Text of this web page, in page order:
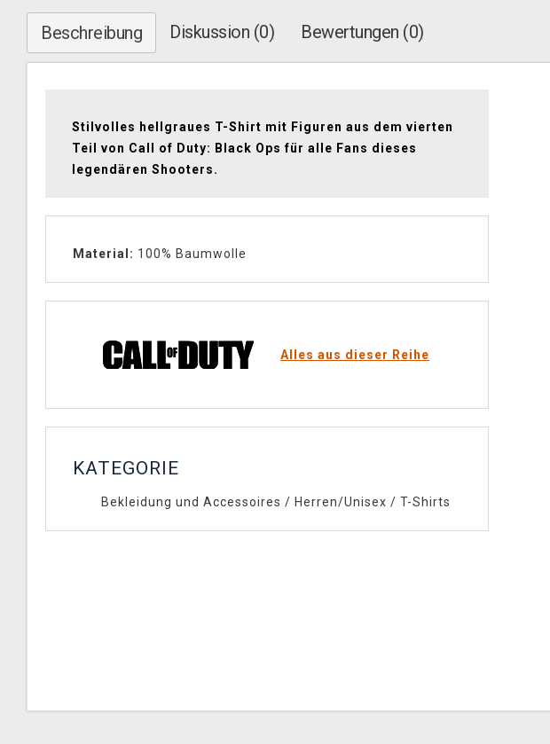
Beschreibung Diskussion (0) Bewertungen (0)
Stilvolles hellgraues T-Shirt mit Figuren aus dem vierten
Teil von Call of Duty: Black Ops für alle Fans dieses
legendären Shooters.
Material: 100% Baumwolle
Alles aus dieser Reihe
KATEGORIE
Bekleidung und Accessoires / Herren/Unisex / T-Shirts